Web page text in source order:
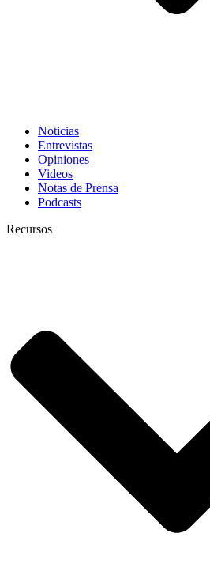
Noticias
Entrevistas
Opiniones
Videos
Notas de Prensa
Podcasts
Recursos